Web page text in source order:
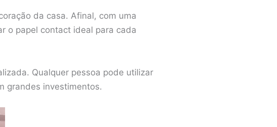
da casa. Afinal, com uma
o papel contact ideal para cada
Qualquer pessoa pode utilizar
grandes investimentos.